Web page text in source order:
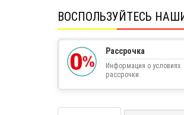
ВОСПОЛЬЗУЙТЕСЬ
Рассрочка
Информация о условиях
рассрочки